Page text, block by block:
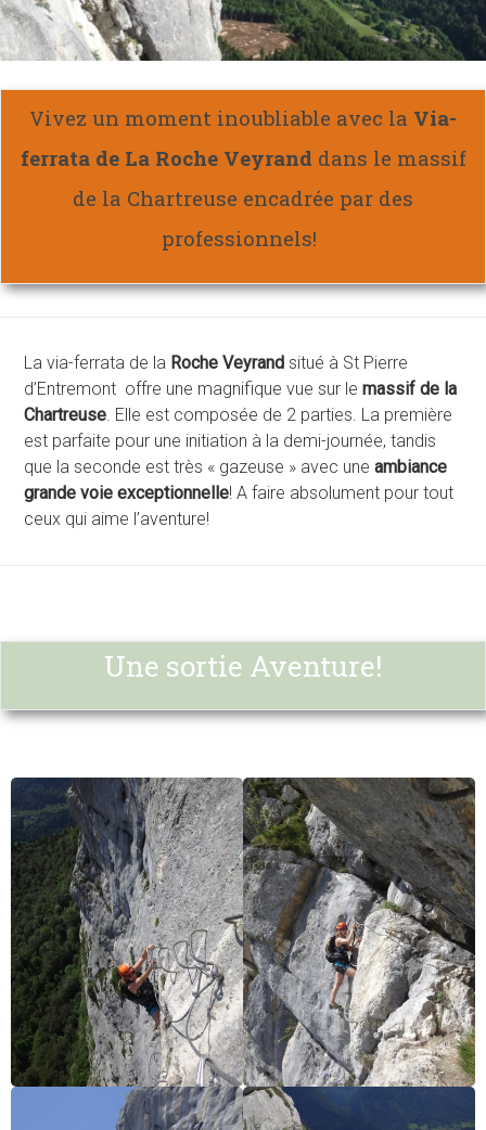
Vivez un moment inoubliable avec la Via-
ferrata de La Roche Veyrand dans le massif
de la Chartreuse encadrée par des
professionnels!
La via-ferrata de la Roche Veyrand situé à St Pierre
d’Entremont offre une magnifique vue sur lemassif de la
Chartreuse. Elle est composée de 2 parties. La première
est parfaite pour une initiation à la demi-journée, tandis
que la seconde est très « gazeuse » avec uneambiance
grande voie exceptionnelle! A faire absolument pour tout
ceux qui aime l’aventure!
Une sortie Aventure!